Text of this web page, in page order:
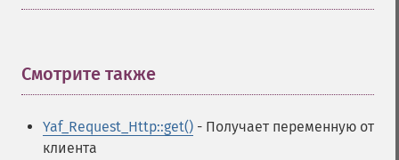
Смотрите также
Yaf_Request_Http::get() - Получает переменную от
клиента